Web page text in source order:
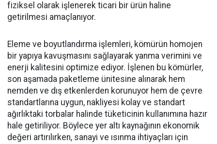
fiziksel olarak işlenerek ticari bir ürün haline
getirilmesi amaçlanıyor.
Eleme ve boyutlandırma işlemleri, kömürün homojen
bir yapıya kavuşmasını sağlayarak yanma verimini ve
enerji kalitesini optimize ediyor. İşlenen bu kömürler,
son aşamada paketleme ünitesine alınarak hem
nemden ve dış etkenlerden korunuyor hem de çevre
standartlarına uygun, nakliyesi kolay ve standart
ağırlıktaki torbalar halinde tüketicinin kullanımına hazır
hale getiriliyor. Böylece yer altı kaynağının ekonomik
değeri artırılırken, sanayi ve ısınma ihtiyaçları için